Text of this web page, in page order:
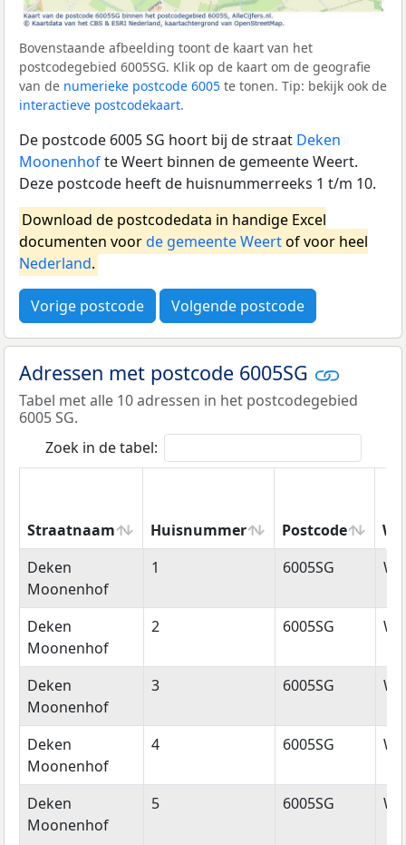
Bovenstaande afbeelding toont de kaart van het
postcodegebied 6005SG. Klik op de kaart om de geografie
van de numerieke postcode 6005 te tonen. Tip: bekijk ook de
interactieve postcodekaart.
De postcode 6005 SG hoort bij de straat Deken
Moonenhofte Weert binnen de gemeente Weert.
Deze postcode heeft de huisnummerreeks 1 t/m 10.
Download de postcodedata in handige Excel
documenten voorde gemeente Weertof voor heel
Nederland.
Vorige postcode Volgende postcode
Adressen met postcode 6005SG
Tabel met alle 10 adressen in het postcodegebied
6005 SG.
Zoek in de tabel:
Straatnaam Huisnummer Postcode
Straatnaam
Huisnummer Postcode
Deken
Moonenhof
1 6005SG
Deken
Moonenhof
2 6005SG
Deken
Moonenhof
3 6005SG
Deken
Moonenhof
4 6005SG
Deken
Moonenhof
5 6005SG